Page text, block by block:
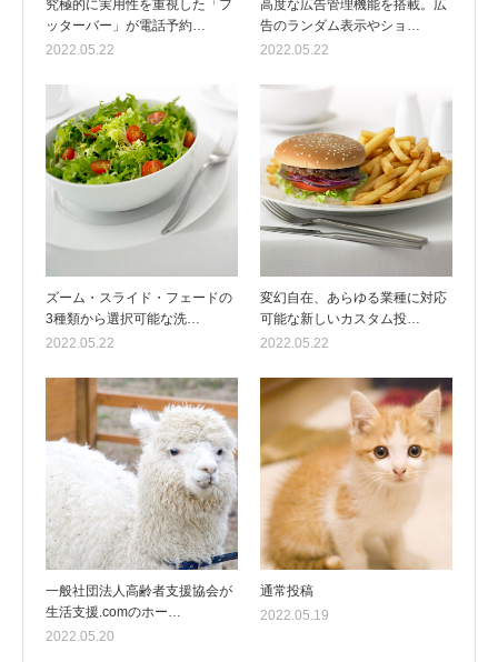
究極的に実用性を重視した「フ
ッターバー」が電話予約…
2022.05.22
高度な広告管理機能を搭載。広
告のランダム表示やショ…
2022.05.22
ズーム・スライド・フェードの
3種類から選択可能な洗…
2022.05.22
変幻自在、あらゆる業種に対応
可能な新しいカスタム投…
2022.05.22
一般社団法人高齢者支援協会が
生活支援.comのホー…
2022.05.20
通常投稿
2022.05.19